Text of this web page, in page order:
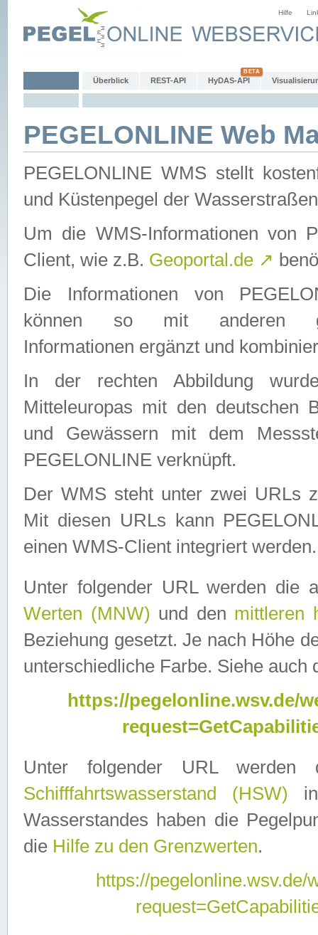
Hilfe
Überblick REST-API HyDAS-API
PEGELONLINE Web
PEGELONLINE WMS stellt
und Küstenpegel der
Um die WMS-Informationen von
Client, wie z.B. Geoportal.de ↗
Die Informationen von
können so mit anderen
Informationen ergänzt und
In der rechten Abbildung
Mitteleuropas mit den deutschen
und Gewässern mit dem
PEGELONLINE verknüpft.
Der WMS steht unter zwei URLs
Mit diesen URLs kann
einen WMS-Client integriert werden.
Unter folgender URL werden die
Werten (MNW) und den mittleren
Beziehung gesetzt. Je nach Höhe
unterschiedliche Farbe. Siehe auch
https://pegelonline.wsv.de/
Unter folgender URL
Schifffahrtswasserstand (HSW)
Wasserstandes haben die
die Hilfe zu den Grenzwerten.
https://